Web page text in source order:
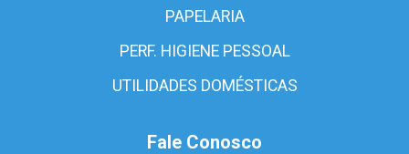
PAPELARIA
PERF. HIGIENE PESSOAL
UTILIDADES DOMÉSTICAS
Fale Conosco